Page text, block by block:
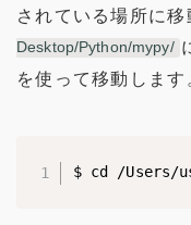
されている場所に
Desktop/Python/mypy/
を使って移動します
$ cd /Users/